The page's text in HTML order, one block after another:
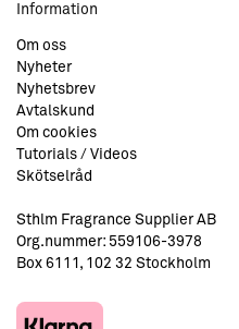
Information
Om oss
Nyheter
Nyhetsbrev
Avtalskund
Om cookies
Tutorials / Videos
Skötselråd
Sthlm Fragrance Supplier AB
Org.nummer: 559106-3978
Box 6111, 102 32 Stockholm